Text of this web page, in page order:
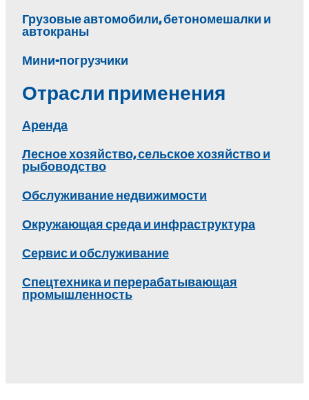
Грузовые автомобили, бетономешалки и
автокраны
Мини-погрузчики
Отрасли применения
Аренда
Лесное хозяйство, сельское хозяйство и
рыбоводство
Обслуживание недвижимости
Окружающая среда и инфраструктура
Сервис и обслуживание
Спецтехника и перерабатывающая
промышленность